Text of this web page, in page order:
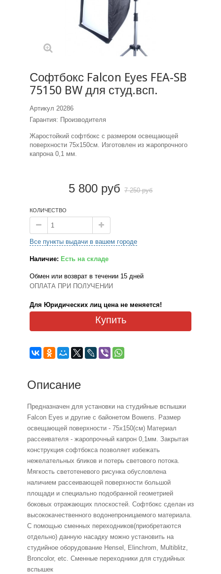
Софтбокс Falcon Eyes FEA-SB
75150 BW для студ.всп.
Артикул 20286
Гарантия: Производителя
Жаростойкий софтбокс с размером освещающей
поверхности 75х150см. Изготовлен из жаропрочного
капрона 0,1 мм.
5 800 руб 7 250 руб
КОЛИЧЕСТВО
Все пункты выдачи в вашем городе
Наличие: Есть на складе
Обмен или возврат в течении 15 дней
ОПЛАТА ПРИ ПОЛУЧЕНИИ
Для Юридических лиц цена не меняется!
Купить
Описание
Предназначен для установки на студийные вспышки
Falcon Eyes и другие с байонетом Bowens. Размер
освещающей поверхности - 75х150(см) Материал
рассеивателя - жаропрочный капрон 0,1мм. Закрытая
конструкция софтбокса позволяет избежать
нежелательных бликов и потерь светового потока.
Мягкость светотеневого рисунка обусловлена
наличием рассеивающей поверхности большой
площади и специально подобранной геометрией
боковых отражающих плоскостей. Софтбокс сделан из
высококачественного водонепроницаемого материала.
С помощью сменных переходников(приобретаются
отдельно) данную насадку можно установить на
студийное оборудование Hensel, Elinchrom, Multiblitz,
Broncolor, etc. Сменные переходники для студийных
вспышек